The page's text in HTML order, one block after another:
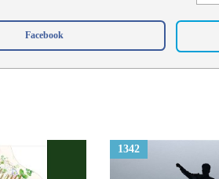
Facebook
1342